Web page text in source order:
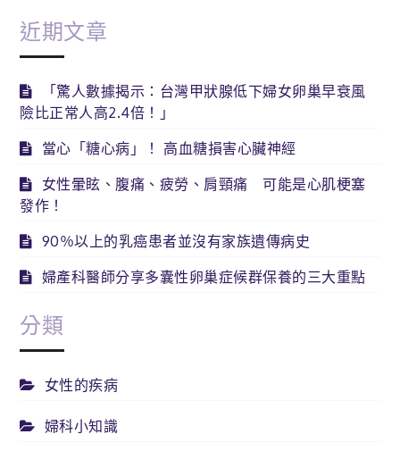
近期文章
「驚人數據揭示：台灣甲狀腺低下婦女卵巢早衰風
險比正常人高2.4倍！」
當心「糖心病」！ 高血糖損害心臟神經
女性暈眩、腹痛、疲勞、肩頸痛 可能是心肌梗塞
發作！
90％以上的乳癌患者並沒有家族遺傳病史
婦產科醫師分享多囊性卵巢症候群保養的三大重點
分類
女性的疾病
婦科小知識